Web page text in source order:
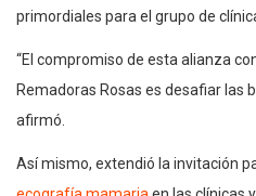
primordiales para el grupo de
“El compromiso de esta alianza
Remadoras Rosas es desafiar las
afirmó.
Así mismo, extendió la invitación